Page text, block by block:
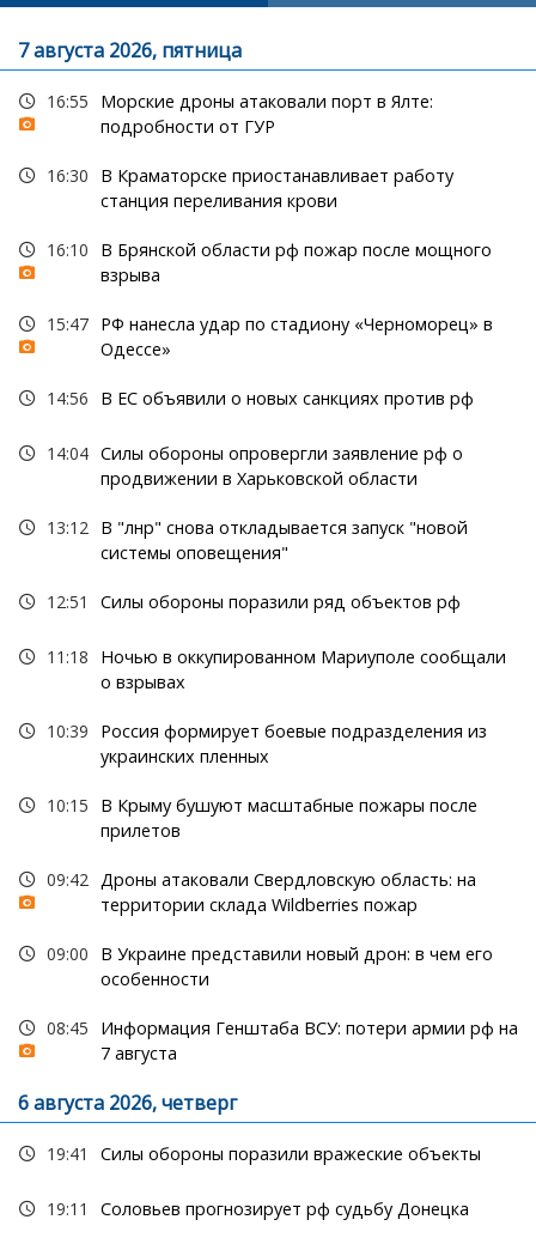
7 августа 2026, пятница
16:55
Морские дроны атаковали порт в Ялте:
подробности от ГУР
16:30
В Краматорске приостанавливает работу
станция переливания крови
16:10
В Брянской области рф пожар после мощного
взрыва
15:47 РФ нанесла удар по стадиону «Черноморец» в
Одессе»
14:56 В ЕС объявили о новых санкциях против рф
14:04 Силы обороны опровергли заявление рф о
продвижении в Харьковской области
13:12
В "лнр" снова откладывается запуск "новой
системы оповещения"
12:51 Силы обороны поразили ряд объектов рф
11:18
Ночью в оккупированном Мариуполе сообщали
о взрывах
10:39
Россия формирует боевые подразделения из
украинских пленных
10:15
В Крыму бушуют масштабные пожары после
прилетов
09:42
Дроны атаковали Свердловскую область: на
территории склада Wildberries пожар
09:00
В Украине представили новый дрон: в чем его
особенности
08:45
Информация Генштаба ВСУ: потери армии рф на
7 августа
6 августа 2026, четверг
19:41 Силы обороны поразили вражеские объекты
19:11 Соловьев прогнозирует рф судьбу Донецка